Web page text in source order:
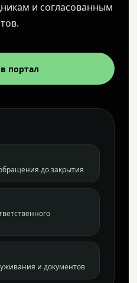
и согласованным
портал
до закрытия
и документов